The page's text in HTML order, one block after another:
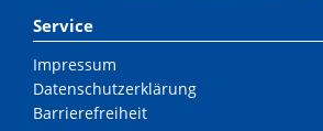
Service
Impressum
Datenschutzerklärung
Barrierefreiheit